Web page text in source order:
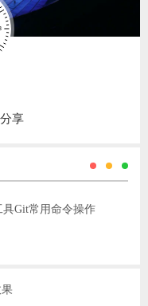
享
Git常用命令操作